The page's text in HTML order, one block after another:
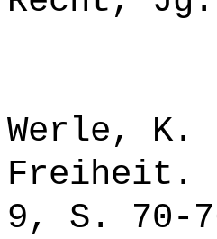
Werle, K.
Freiheit.
9, S. 70-